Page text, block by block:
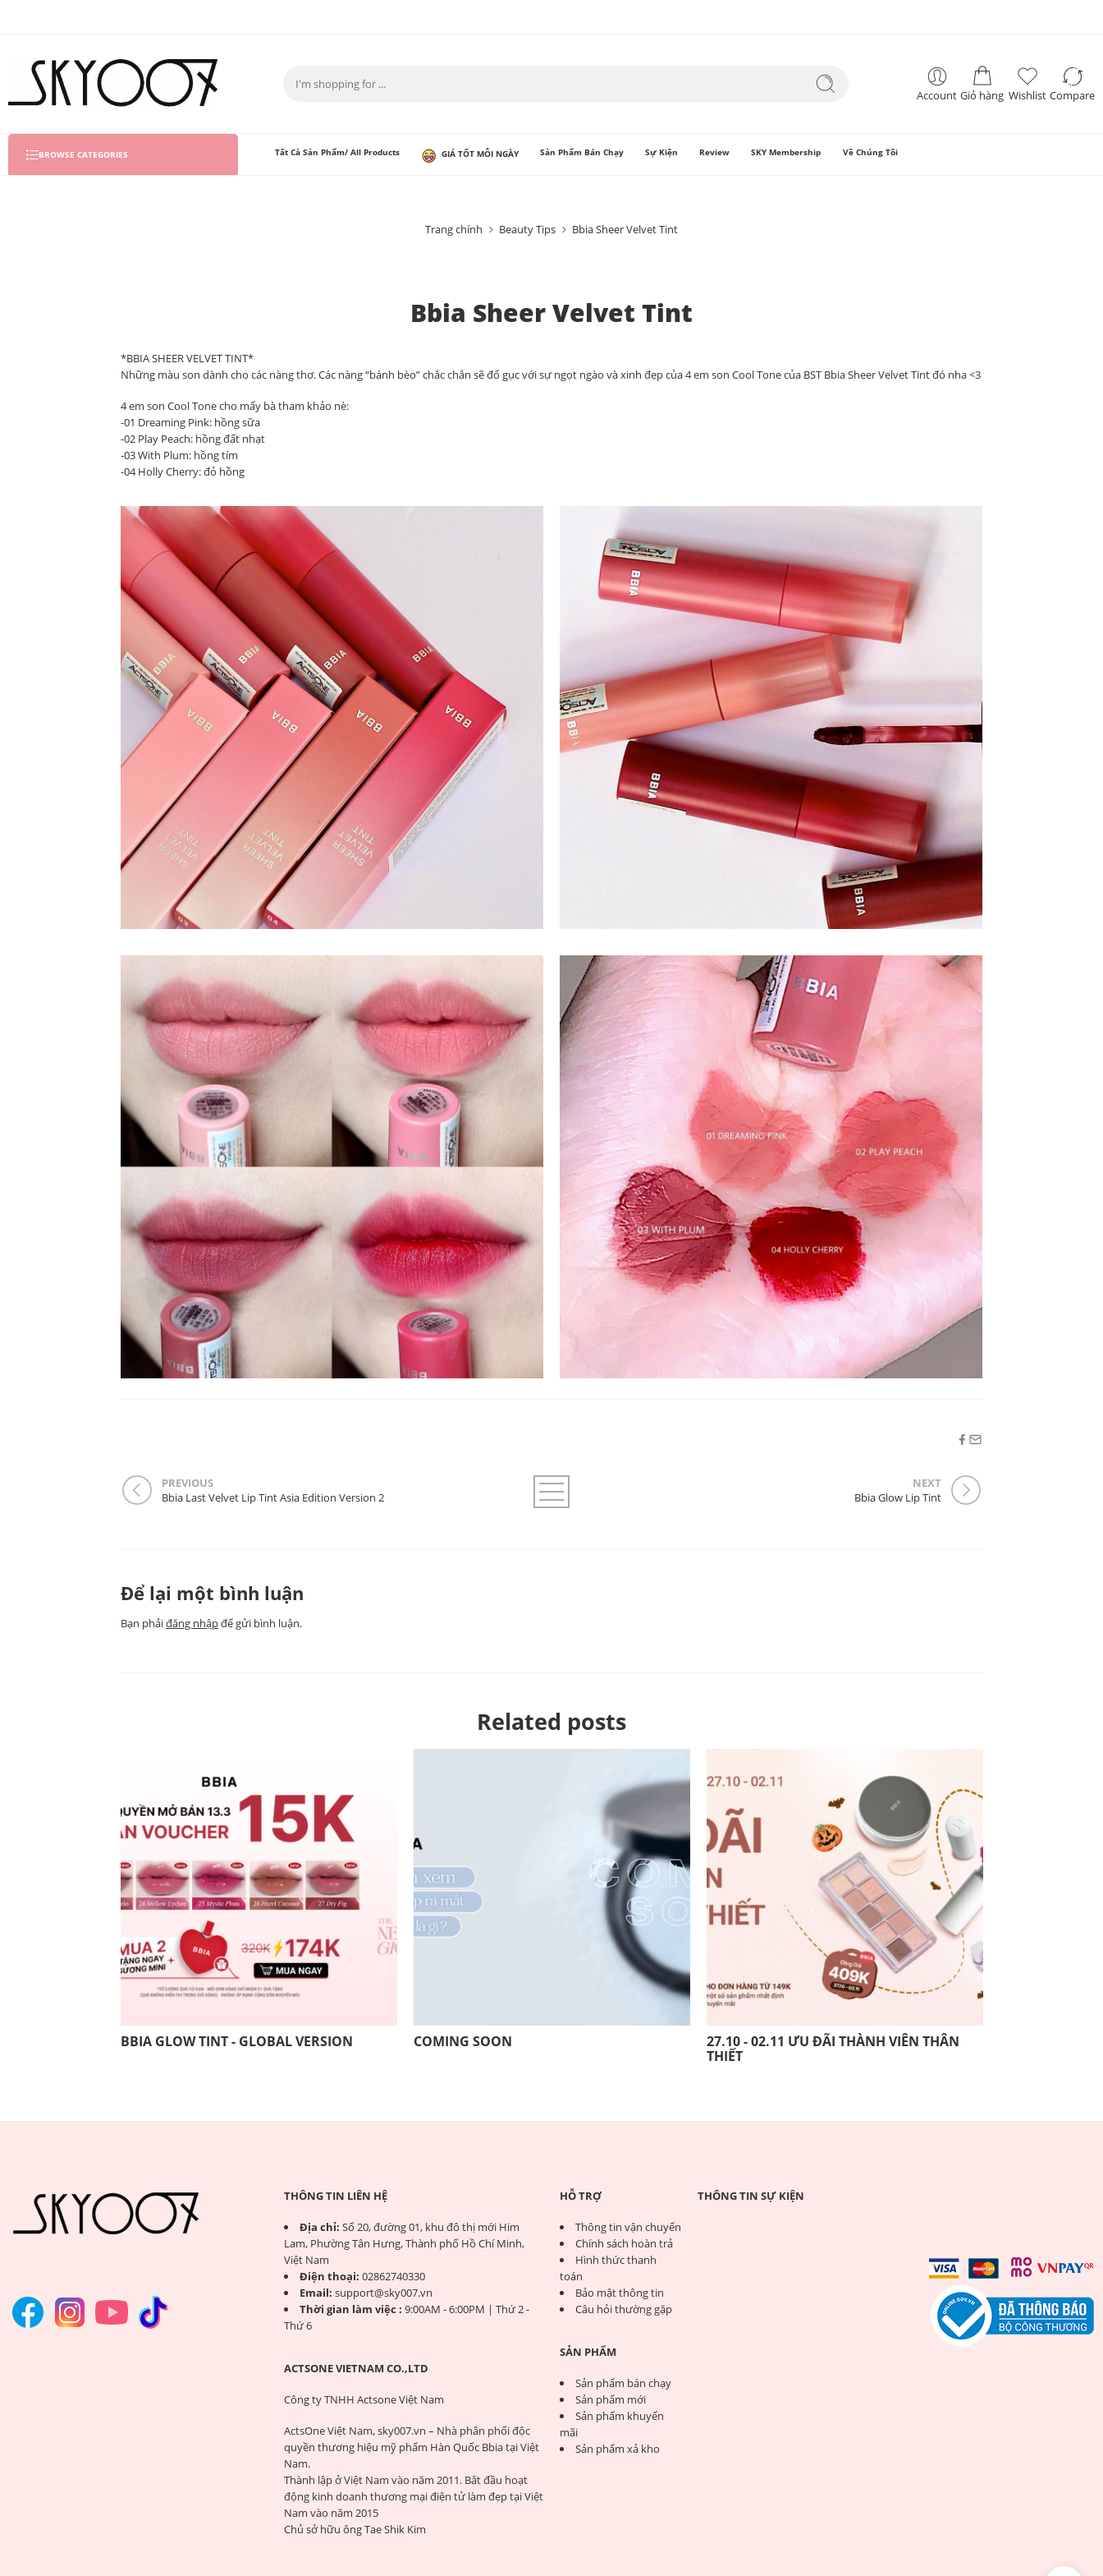
Account Giỏ hàng Wishlist Compare
BROWSE CATEGORIES Tất Cả Sản Phẩm/ All Products GIÁ TỐT MỖI NGÀY Sản Phẩm Bán Chạy Sự Kiện Review SKY Membership Về Chúng Tôi
Trang chính Beauty Tips Bbia Sheer Velvet Tint
Bbia Sheer Velvet Tint
*BBIA SHEER VELVET TINT*
Những màu son dành cho các nàng thơ. Các nàng “bánh bèo” chắc chắn sẽ đổ gục với sự ngọt ngào và xinh đẹp của 4 em son Cool Tone của BST Bbia Sheer Velvet Tint đó nha <3
4 em son Cool Tone cho mấy bà tham khảo nè:
-01 Dreaming Pink: hồng sữa
-02 Play Peach: hồng đất nhạt
-03 With Plum: hồng tím
-04 Holly Cherry: đỏ hồng
PREVIOUS
Bbia Last Velvet Lip Tint Asia Edition Version 2
NEXT
Bbia Glow Lip Tint
Để lại một bình luận
Bạn phảiđăng nhậpđể gửi bình luận.
Related posts
BBIA GLOW TINT - GLOBAL VERSION COMING SOON
27.10 - 02.11 ƯU ĐÃI THÀNH VIÊN THÂN
THIẾT
THÔNG TIN LIÊN HỆ
Địa chỉ: Số 20, đường 01, khu đô thị mới Him
Lam, Phường Tân Hưng, Thành phố Hồ Chí Minh,
Việt Nam
Điện thoại: 02862740330
Email: support@sky007.vn
Thời gian làm việc : 9:00AM - 6:00PM | Thứ 2 -
Thứ 6
ACTSONE VIETNAM CO.,LTD
Công ty TNHH Actsone Việt Nam
ActsOne Việt Nam, sky007.vn – Nhà phân phối độc
quyền thương hiệu mỹ phẩm Hàn Quốc Bbia tại Việt
Nam.
Thành lập ở Việt Nam vào năm 2011. Bắt đầu hoạt
động kinh doanh thương mại điện tử làm đẹp tại Việt
Nam vào năm 2015
Chủ sở hữu ông Tae Shik Kim
HỖ TRỢ
Thông tin vận chuyển
Chính sách hoàn trả
Hình thức thanh
toán
Bảo mật thông tin
Câu hỏi thường gặp
SẢN PHẨM
Sản phẩm bán chạy
Sản phẩm mới
Sản phẩm khuyến
mãi
Sản phẩm xả kho
THÔNG TIN SỰ KIỆN